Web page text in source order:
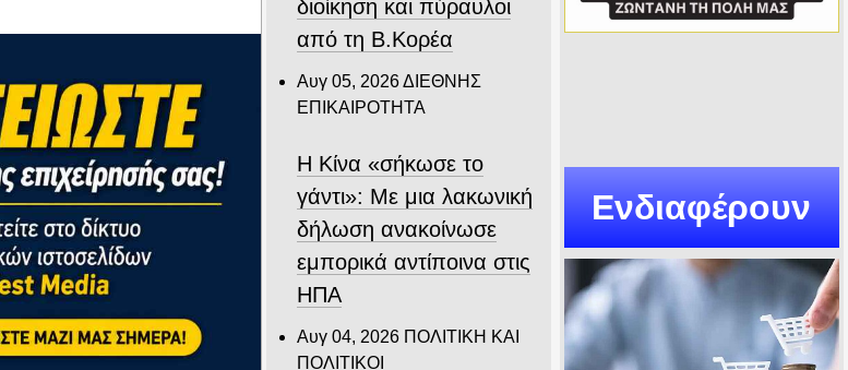
διοίκηση και πύραυλοι
από τη Β.Κορέα
Αυγ 05, 2026ΔΙΕΘΝΗΣ
ΕΠΙΚΑΙΡΟΤΗΤΑ
Η Κίνα «σήκωσε το
γάντι»: Με μια λακωνική
δήλωση ανακοίνωσε
εμπορικά αντίποινα στις
ΗΠΑ
Αυγ 04, 2026 ΠΟΛΙΤΙΚΗ ΚΑΙ
ΠΟΛΙΤΙΚΟΙ
Ενδιαφέρουν